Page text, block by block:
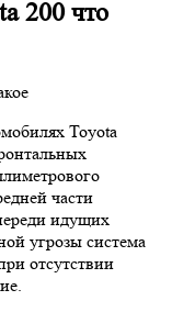
200 что
Toyota
части
идущих
угрозы система
отсутствии